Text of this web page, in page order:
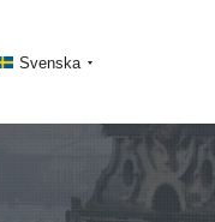
Svenska